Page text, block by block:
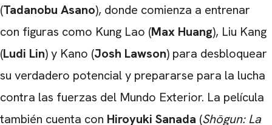
(Tadanobu Asano), donde comienza a entrenar
con figuras como Kung Lao (Max Huang), Liu Kang
(Ludi Lin) y Kano (Josh Lawson) para desbloquear
su verdadero potencial y prepararse para la lucha
contra las fuerzas del Mundo Exterior. La película
también cuenta con Hiroyuki Sanada (Shōgun: La